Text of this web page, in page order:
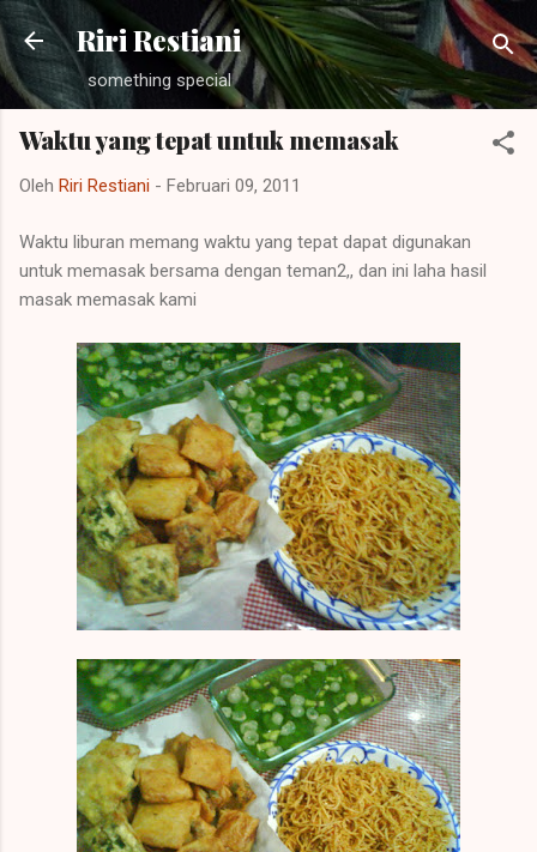
Langsung ke konten utama
Riri Restiani
something special
Waktu yang tepat untuk memasak
Oleh Riri Restiani - Februari 09, 2011
Waktu liburan memang waktu yang tepat dapat digunakan
untuk memasak bersama dengan teman2,, dan ini laha hasil
masak memasak kami